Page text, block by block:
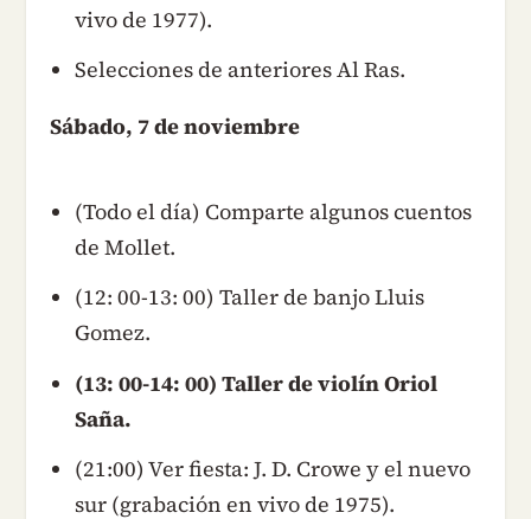
vivo de 1977).
Selecciones de anteriores Al Ras.
Sábado, 7 de noviembre
(Todo el día) Comparte algunos cuentos
de Mollet.
(12: 00-13: 00) Taller de banjo Lluis
Gomez.
(13: 00-14: 00) Taller de violín Oriol
Saña.
(21:00) Ver fiesta: J. D. Crowe y el nuevo
sur (grabación en vivo de 1975).